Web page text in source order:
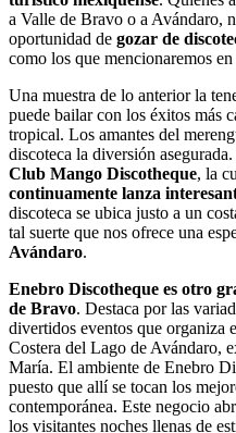
a Valle de Bravo o a Avándaro,
oportunidad de gozar de
como los que mencionaremos
Una muestra de lo anterior la
puede bailar con los éxitos más
tropical. Los amantes del
discoteca la diversión
Club Mango Discotheque, la
continuamente lanza
discoteca se ubica justo a un
tal suerte que nos ofrece una
Avándaro.
Enebro Discotheque es otro
de Bravo. Destaca por las
divertidos eventos que organiza
Costera del Lago de Avándaro,
María. El ambiente de Enebro
puesto que allí se tocan los
contemporánea. Este negocio
los visitantes noches llenas de